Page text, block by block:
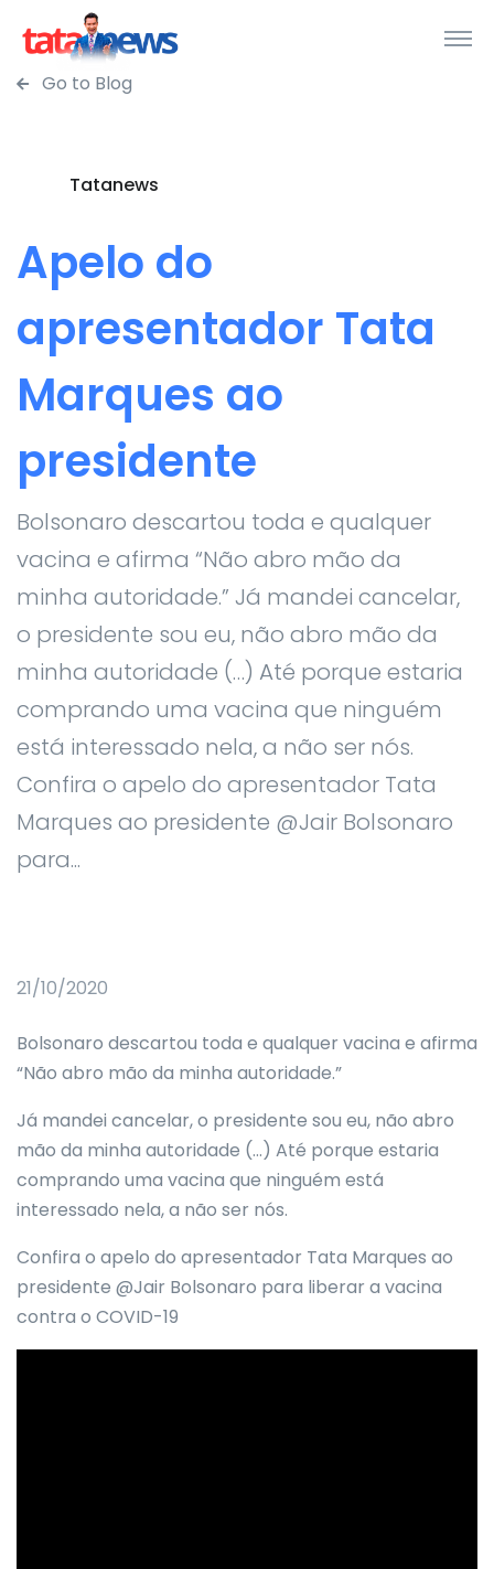
Go to Blog
Tatanews
Apelo do
apresentador Tata
Marques ao
presidente
Bolsonaro descartou toda e qualquer
vacina e afirma “Não abro mão da
minha autoridade.” Já mandei cancelar,
o presidente sou eu, não abro mão da
minha autoridade (…) Até porque estaria
comprando uma vacina que ninguém
está interessado nela, a não ser nós.
Confira o apelo do apresentador Tata
Marques ao presidente @Jair Bolsonaro
para...
21/10/2020
Bolsonaro descartou toda e qualquer vacina e afirma
“Não abro mão da minha autoridade.”
Já mandei cancelar, o presidente sou eu, não abro
mão da minha autoridade (…) Até porque estaria
comprando uma vacina que ninguém está
interessado nela, a não ser nós.
Confira o apelo do apresentador Tata Marques ao
presidente @Jair Bolsonaro para liberar a vacina
contra o COVID-19